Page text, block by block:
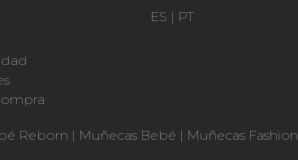
ES | PT
Reborn | Muñecas Bebé | Muñecas Fashion